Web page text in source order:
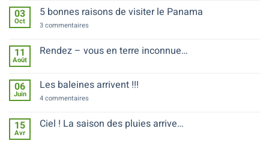
sur
Quelle
langue
parle-
on
au
03
Oct
5 bonnes raisons de visiter le Panama
3 commentairessur
raisons
de
Panama
11
Août
Rendez – vous en terre inconnue…
sur
Rendez
–
vous
terre
inconnue…
06
Juin
Les baleines arrivent !!!
4 commentairessur
arrivent
!!!
15
Avr
Ciel ! La saison des pluies arrive…